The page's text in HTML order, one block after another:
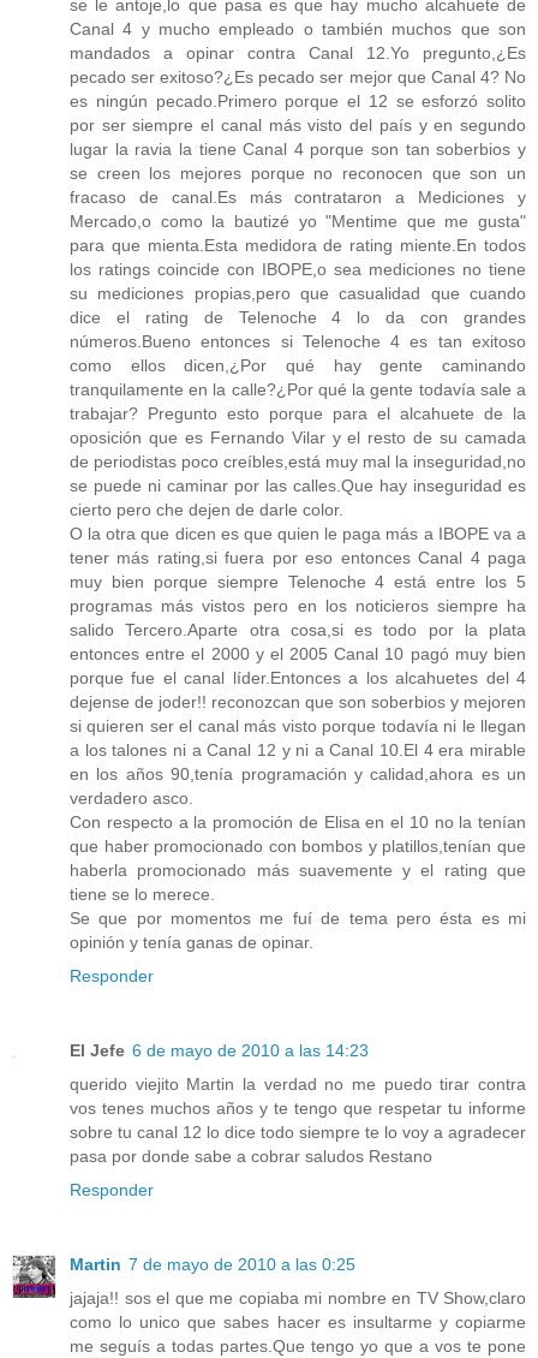
se le antoje,lo que pasa es que hay mucho alcahuete de
Canal 4 y mucho empleado o también muchos que son
mandados a opinar contra Canal 12.Yo pregunto,¿Es
pecado ser exitoso?¿Es pecado ser mejor que Canal 4? No
es ningún pecado.Primero porque el 12 se esforzó solito
por ser siempre el canal más visto del país y en segundo
lugar la ravia la tiene Canal 4 porque son tan soberbios y
se creen los mejores porque no reconocen que son un
fracaso de canal.Es más contrataron a Mediciones y
Mercado,o como la bautizé yo "Mentime que me gusta"
para que mienta.Esta medidora de rating miente.En todos
los ratings coincide con IBOPE,o sea mediciones no tiene
su mediciones propias,pero que casualidad que cuando
dice el rating de Telenoche 4 lo da con grandes
números.Bueno entonces si Telenoche 4 es tan exitoso
como ellos dicen,¿Por qué hay gente caminando
tranquilamente en la calle?¿Por qué la gente todavía sale a
trabajar? Pregunto esto porque para el alcahuete de la
oposición que es Fernando Vilar y el resto de su camada
de periodistas poco creíbles,está muy mal la inseguridad,no
se puede ni caminar por las calles.Que hay inseguridad es
cierto pero che dejen de darle color.
O la otra que dicen es que quien le paga más a IBOPE va a
tener más rating,si fuera por eso entonces Canal 4 paga
muy bien porque siempre Telenoche 4 está entre los 5
programas más vistos pero en los noticieros siempre ha
salido Tercero.Aparte otra cosa,si es todo por la plata
entonces entre el 2000 y el 2005 Canal 10 pagó muy bien
porque fue el canal líder.Entonces a los alcahuetes del 4
dejense de joder!! reconozcan que son soberbios y mejoren
si quieren ser el canal más visto porque todavía ni le llegan
a los talones ni a Canal 12 y ni a Canal 10.El 4 era mirable
en los años 90,tenía programación y calidad,ahora es un
verdadero asco.
Con respecto a la promoción de Elisa en el 10 no la tenían
que haber promocionado con bombos y platillos,tenían que
haberla promocionado más suavemente y el rating que
tiene se lo merece.
Se que por momentos me fuí de tema pero ésta es mi
opinión y tenía ganas de opinar.
Responder
El Jefe 6 de mayo de 2010 a las 14:23
querido viejito Martin la verdad no me puedo tirar contra
vos tenes muchos años y te tengo que respetar tu informe
sobre tu canal 12 lo dice todo siempre te lo voy a agradecer
pasa por donde sabe a cobrar saludos Restano
Responder
Martin 7 de mayo de 2010 a las 0:25
jajaja!! sos el que me copiaba mi nombre en TV Show,claro
como lo unico que sabes hacer es insultarme y copiarme
me seguís a todas partes.Que tengo yo que a vos te pone